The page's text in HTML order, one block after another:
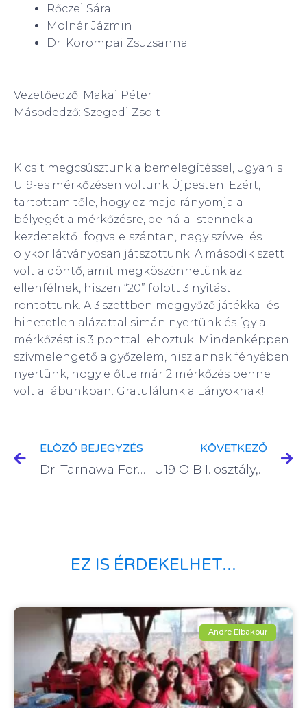
Rőczei Sára
Molnár Jázmin
Dr. Korompai Zsuzsanna
Vezetőedző: Makai Péter
Másodedző: Szegedi Zsolt
Kicsit megcsúsztunk a bemelegítéssel, ugyanis
U19-es mérkőzésen voltunk Újpesten. Ezért,
tartottam tőle, hogy ez majd rányomja a
bélyegét a mérkőzésre, de hála Istennek a
kezdetektől fogva elszántan, nagy szívvel és
olykor látványosan játszottunk. A második szett
volt a döntő, amit megköszönhetünk az
ellenfélnek, hiszen “20” fölött 3 nyitást
rontottunk. A 3.szettben meggyőző játékkal és
hihetetlen alázattal simán nyertünk és így a
mérkőzést is 3 ponttal lehoztuk. Mindenképpen
szívmelengető a győzelem, hisz annak fényében
nyertünk, hogy előtte már 2 mérkőzés benne
volt a lábunkban. Gratulálunk a Lányoknak!
ELÖZŐ BEJEGYZÉS
Dr. Tarnawa Ferdinánd U19 OIB I. osztály VI. FORDULÓ 2022.03.05.
KÖVETKEZŐ
U19 OIB I. osztály, Női elődöntő
EZ IS ÉRDEKELHET...
Andre Elbakour